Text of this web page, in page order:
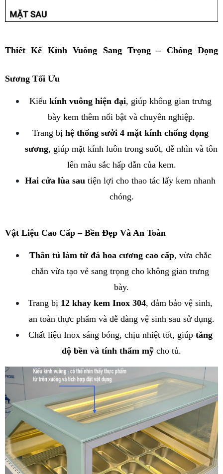
Thiết Kế Kính Vuông Sang Trọng – Chống Đọng
Sương Tối Ưu
Kiểu kính vuông hiện đại, giúp không gian trưng
bày kem thêm nổi bật và chuyên nghiệp.
Trang bị hệ thống sưởi 4 mặt kính chống đọng
sương, giúp mặt kính luôn trong suốt, dễ nhìn và tôn
lên màu sắc hấp dẫn của kem.
Hai cửa lùa sau tiện lợi cho thao tác lấy kem nhanh
chóng.
Vật Liệu Cao Cấp – Bền Đẹp Và An Toàn
Thân tủ làm từ đá hoa cương cao cấp, vừa chắc
chắn vừa tạo vẻ sang trọng cho không gian trưng
bày.
Trang bị 12 khay kem Inox 304, đảm bảo vệ sinh,
an toàn thực phẩm và dễ dàng vệ sinh sau sử dụng.
Chất liệu Inox sáng bóng, chịu nhiệt tốt, giúp tăng
độ bền và tính thẩm mỹ cho tủ.